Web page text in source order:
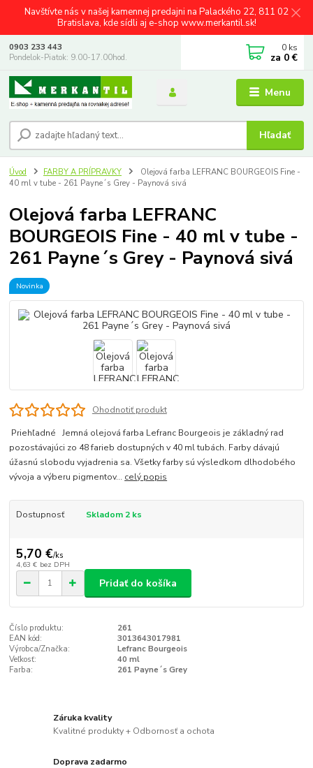
Navštívte nás v našej kamennej predajni na Palackého 22, 811 02
Bratislava, kde sídli aj e-shop www.merkantil.sk!
Menu
Hľadať
0903 233 443
Pondelok-Piatok: 9.00-17.00hod.
0 ks
za 0 €
Úvod FARBY A PRÍPRAVKY
Olejová farba LEFRANC BOURGEOIS Fine -
40 ml v tube - 261 Payne´s Grey - Paynová sivá
Olejová farba LEFRANC
BOURGEOIS Fine - 40 ml v tube -
261 Payne´s Grey - Paynová sivá
Novinka
Ohodnotiť produkt
Priehľadné Jemná olejová farba Lefranc Bourgeois je základný rad
pozostávajúci zo 48 farieb dostupných v 40 ml tubách. Farby dávajú
úžasnú slobodu vyjadrenia sa. Všetky farby sú výsledkom dlhodobého
vývoja a výberu pigmentov... celý popis
Dostupnosť Skladom 2 ks
5,70 €/ks
4,63 € bez DPH
Pridať do košíka
Číslo produktu:
261
EAN kód:
3013643017981
Výrobca/Značka:
Lefranc Bourgeois
Veľkosť:
40 ml
Farba:
261 Payne´s Grey
Záruka kvality
Kvalitné produkty + Odbornosť a ochota
Doprava zadarmo